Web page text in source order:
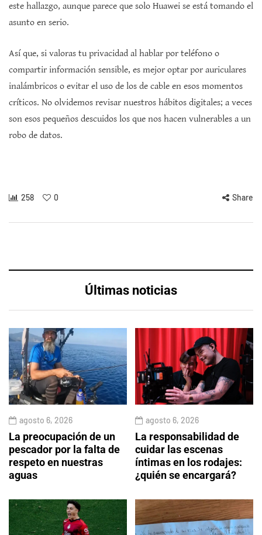
este hallazgo, aunque parece que solo Huawei se está tomando el
asunto en serio.
Así que, si valoras tu privacidad al hablar por teléfono o
compartir información sensible, es mejor optar por auriculares
inalámbricos o evitar el uso de los de cable en esos momentos
críticos. No olvidemos revisar nuestros hábitos digitales; a veces
son esos pequeños descuidos los que nos hacen vulnerables a un
robo de datos.
258 0 Share
Últimas noticias
agosto 6, 2026
La preocupación de un
pescador por la falta de
respeto en nuestras
aguas
agosto 6, 2026
La responsabilidad de
cuidar las escenas
íntimas en los rodajes:
¿quién se encargará?